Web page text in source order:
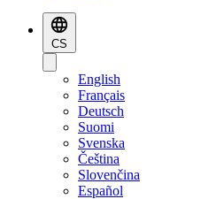
CS
English
Français
Deutsch
Suomi
Svenska
Čeština
Slovenčina
Español